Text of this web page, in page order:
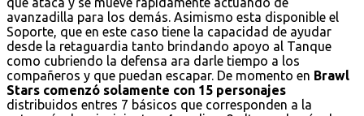
avanzadilla para los demás. Asimismo esta disponible el
Soporte, que en este caso tiene la capacidad de ayudar
desde la retaguardia tanto brindando apoyo al Tanque
como cubriendo la defensa ara darle tiempo a los
compañeros y que puedan escapar. De momento en Brawl
Stars comenzó solamente con 15 personajes
distribuidos entres 7 básicos que corresponden a la